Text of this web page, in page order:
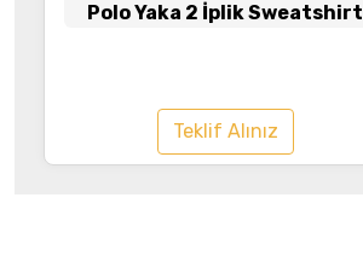
Polo Yaka 2 İplik Sweatshirt
Teklif Alınız